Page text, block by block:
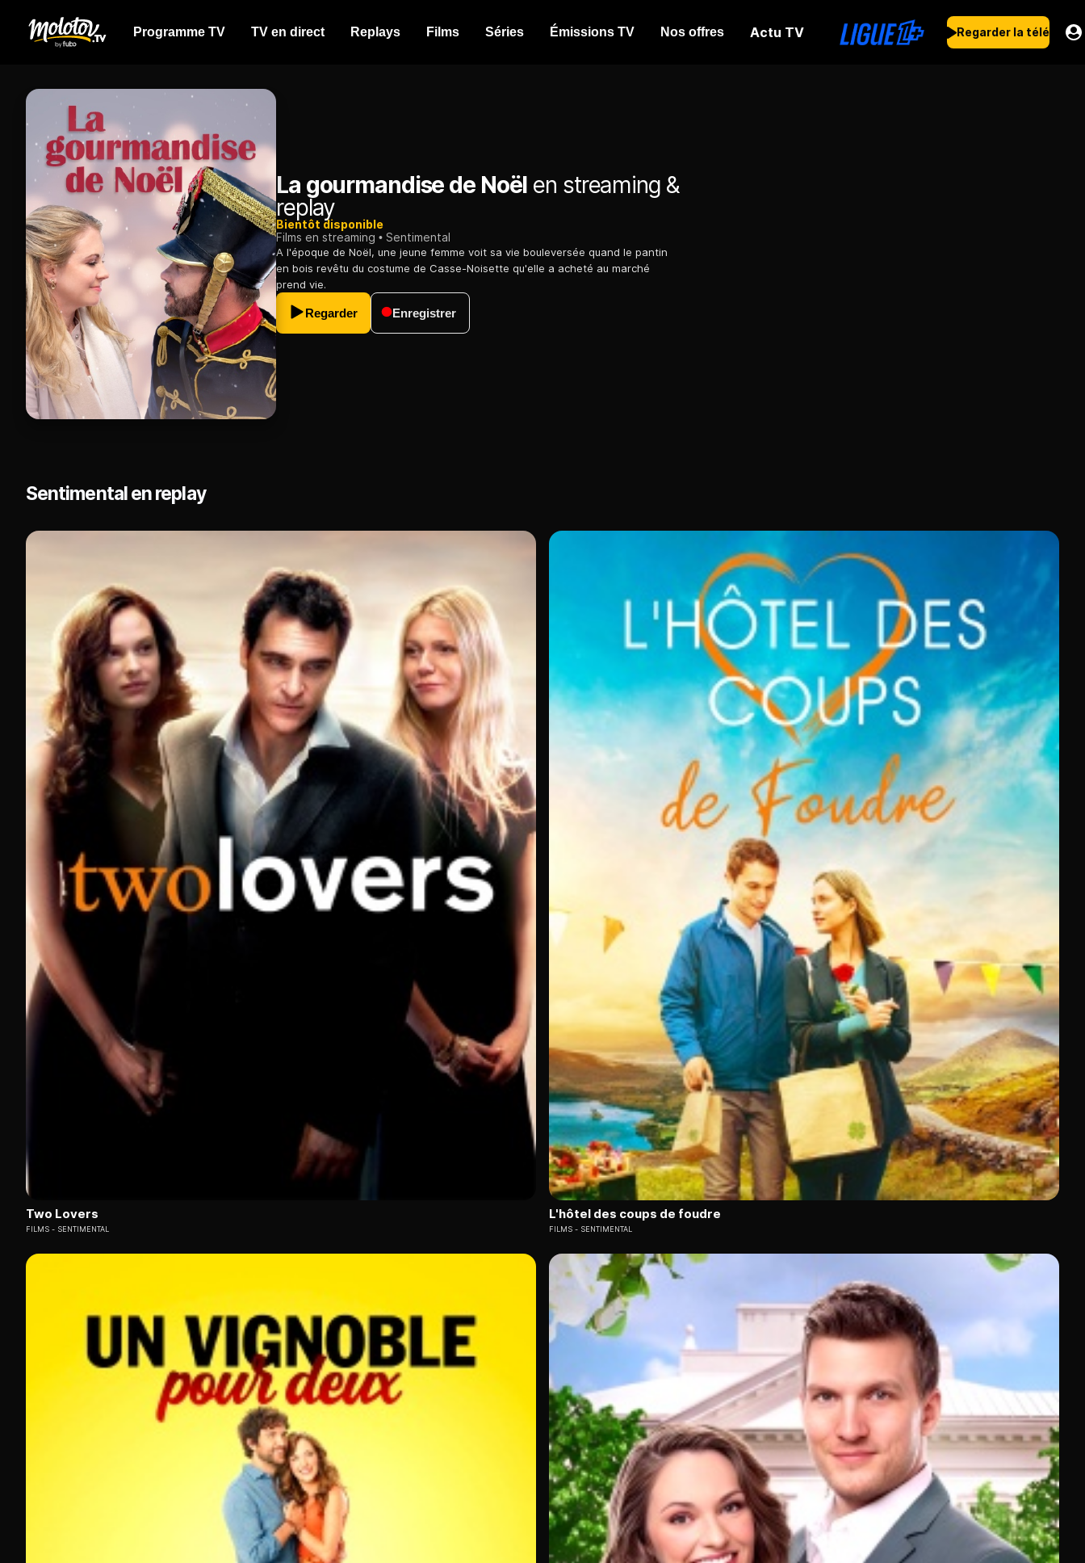
Programme TV TV en direct Replays Films Séries Émissions TV Nos offres Actu TV Regarder la télé
La gourmandise de Noël en streaming &
replay
Bientôt disponible
Films en streaming
Sentimental
A l'époque de Noël, une jeune femme voit sa vie bouleversée quand le pantin
en bois revêtu du costume de Casse-Noisette qu'elle a acheté au marché
prend vie.
Regarder Enregistrer
Sentimental en replay
Two Lovers
FILMS SENTIMENTAL
L'hôtel des coups de foudre
FILMS SENTIMENTAL